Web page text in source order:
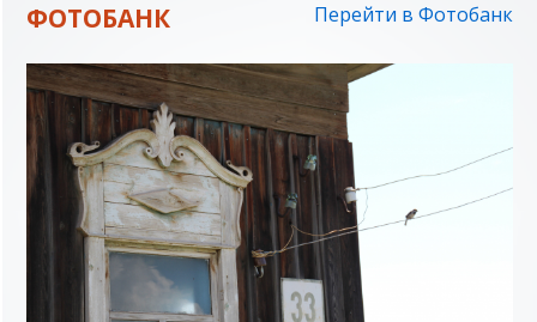
ФОТОБАНК Перейти в Фотобанк